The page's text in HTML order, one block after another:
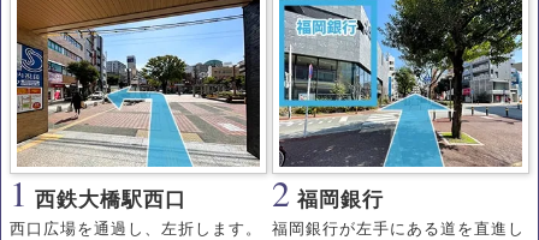
1 西鉄大橋駅西口
西口広場を通過し、左折します。
2 福岡銀行
福岡銀行が左手にある道を直進し